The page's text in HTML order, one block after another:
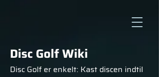
Disc Golf Wiki
Disc Golf er enkelt: Kast discen indtil